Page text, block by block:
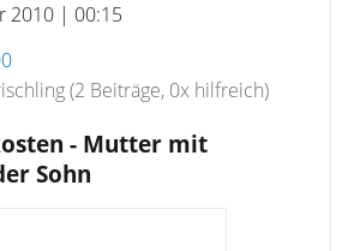
2010 | 00:15
(2 Beiträge, 0x hilfreich)
- Mutter mit
Sohn